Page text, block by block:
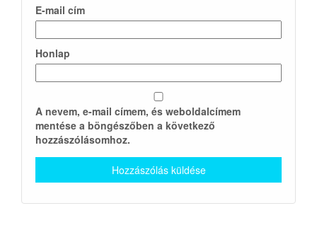
E-mail cím
Honlap
A nevem, e-mail címem, és weboldalcímem
mentése a böngészőben a következő
hozzászólásomhoz.